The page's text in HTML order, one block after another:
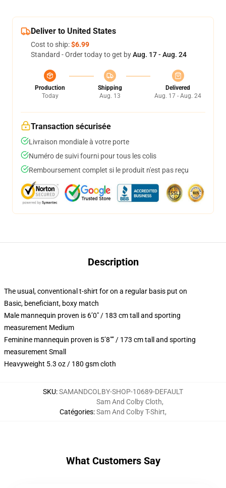
Deliver to United States
Cost to ship:$6.99
Standard - Order today to get byAug. 17 - Aug. 24
Production
Today
Shipping
Aug. 13
Delivered
Aug. 17 - Aug. 24
Transaction sécurisée
Livraison mondiale à votre porte
Numéro de suivi fourni pour tous les colis
Remboursement complet si le produit n'est pas reçu
Description
The usual, conventional t-shirt for on a regular basis put on
Basic, beneficiant, boxy match
Male mannequin proven is 6’0″ / 183 cm tall and sporting
measurement Medium
Feminine mannequin proven is 5’8″” / 173 cm tall and sporting
measurement Small
Heavyweight 5.3 oz / 180 gsm cloth
SKU:SAMANDCOLBY-SHOP-10689-DEFAULT
Catégories:
Sam And Colby Cloth,
Sam And Colby T-Shirt,
What Customers Say